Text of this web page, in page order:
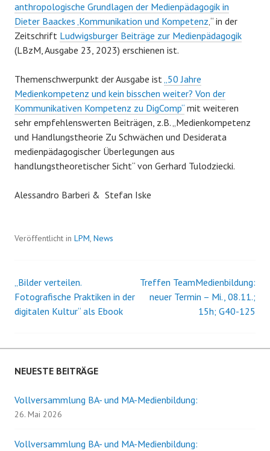
anthropologische Grundlagen der Medienpädagogik in
Dieter Baackes ‚Kommunikation und Kompetenz‚“ in der
Zeitschrift Ludwigsburger Beiträge zur Medienpädagogik
(LBzM, Ausgabe 23, 2023) erschienen ist.
Themenschwerpunkt der Ausgabe ist„50 Jahre
Medienkompetenz und kein bisschen weiter? Von der
Kommunikativen Kompetenz zu DigComp“ mit weiteren
sehr empfehlenswerten Beiträgen, z.B. „Medienkompetenz
und Handlungstheorie Zu Schwächen und Desiderata
medienpädagogischer Überlegungen aus
handlungstheoretischer Sicht“ von Gerhard Tulodziecki.
Alessandro Barberi & Stefan Iske
Veröffentlicht in LPM, News
Beitrags-
Navigation
„Bilder verteilen.
Fotografische Praktiken in der
digitalen Kultur“ als Ebook
Treffen TeamMedienbildung:
neuer Termin – Mi., 08.11.;
15h; G40-125
NEUESTE BEITRÄGE
Vollversammlung BA- und MA-Medienbildung:
26. Mai 2026
Vollversammlung BA- und MA-Medienbildung: